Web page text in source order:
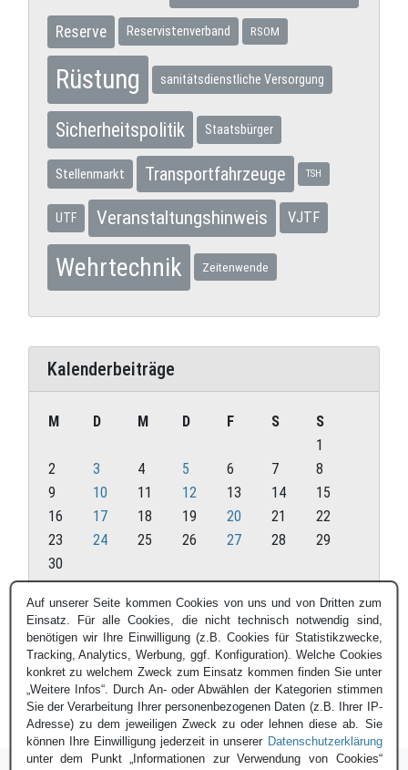
Reserve Reservistenverband RSOM
Rüstung sanitätsdienstliche Versorgung
Sicherheitspolitik Staatsbürger
Stellenmarkt Transportfahrzeuge TSH
UTF Veranstaltungshinweis VJTF
Wehrtechnik Zeitenwende
Kalenderbeiträge
November 2020
M D M D F S
S
1
2
3 4 5 6 7
8
9
10 11 12 13 14
15
16
17 18 19 20 21
22
23
24 25 26 27 28
29
30
« Okt. Dez. »
Auf unserer Seite kommen Cookies von uns und von Dritten zum
Einsatz. Für alle Cookies, die nicht technisch notwendig sind,
benötigen wir Ihre Einwilligung (z.B. Cookies für Statistikzwecke,
Tracking, Analytics, Werbung, ggf. Konfiguration). Welche Cookies
konkret zu welchem Zweck zum Einsatz kommen finden Sie unter
„Weitere Infos“. Durch An- oder Abwählen der Kategorien stimmen
Sie der Verarbeitung Ihrer personenbezogenen Daten (z.B. Ihrer IP-
Adresse) zu dem jeweiligen Zweck zu oder lehnen diese ab. Sie
können Ihre Einwilligung jederzeit in unserer Datenschutzerklärung
unter dem Punkt „Informationen zur Verwendung von Cookies“